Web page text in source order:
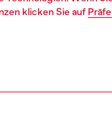
klicken Sie auf